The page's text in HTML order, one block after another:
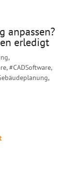
anpassen?
erledigt
,
,#CADSoftware,
,